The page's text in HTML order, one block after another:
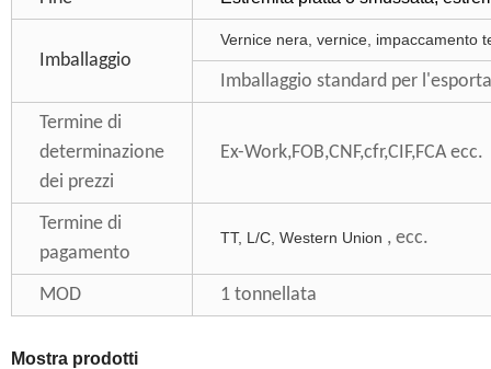
Imballaggio
Vernice nera, vernice, impaccamento
Imballaggio standard per
Termine di
determinazione
dei prezzi
Ex-Work,FOB,CNF,cfr,CIF,FCA ecc.
Termine di
pagamento
TT, L/C, Western Union , ecc.
MOD 1 tonnellata
Mostra prodotti